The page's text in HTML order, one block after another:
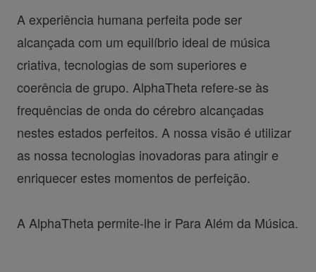
A experiência humana perfeita pode ser
alcançada com um equilíbrio ideal de música
criativa, tecnologias de som superiores e
coerência de grupo. AlphaTheta refere-se às
frequências de onda do cérebro alcançadas
nestes estados perfeitos. A nossa visão é utilizar
as nossa tecnologias inovadoras para atingir e
enriquecer estes momentos de perfeição.
A AlphaTheta permite-lhe ir Para Além da Música.